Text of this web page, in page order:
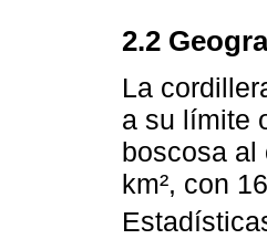
2.2
La
a su límite
boscosa al
km², con